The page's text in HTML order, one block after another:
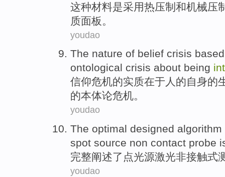
这种材料是采用热压制 和机械压
质面板 。
youdao
The nature of belief crisis
ontological crisis about being
信仰危机的实质在于 人 的自身的
的本体论危机。
youdao
The optimal designed algorithm
spot source non contact probe
完整阐述了点光源激光非接触式
youdao